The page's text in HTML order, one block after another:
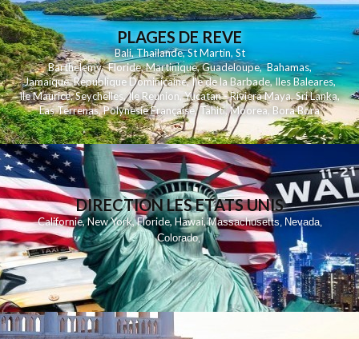
PLAGES DE REVE
Bali,Thailande,St Martin,St
Barthelemy,Floride,Martinique,Guadeloupe,Bahamas,
Jamaique,Republique Dominicaine,Ile de la Barbade,Iles Baleares,
Ile Maurice,Seychelles,Ile Reunion,Yucatan - Riviera Maya,Sri Lanka,
Las Terrenas,Polynesie Française,Tahiti,Moorea, Bora Bora
DIRECTION LES ETATS UNIS
Californie,New York,Floride,Hawai,Massachusetts, Nevada,
Colorado,